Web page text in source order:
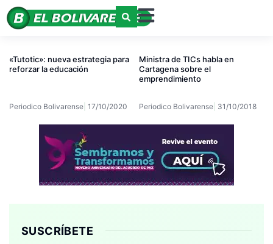
«Tutotic»: nueva estrategia para
reforzar la educación
Periodico Bolivarense 17/10/2020
Ministra de TICs habla en
Cartagena sobre el
emprendimiento
Periodico Bolivarense 31/10/2018
SUSCRÍBETE